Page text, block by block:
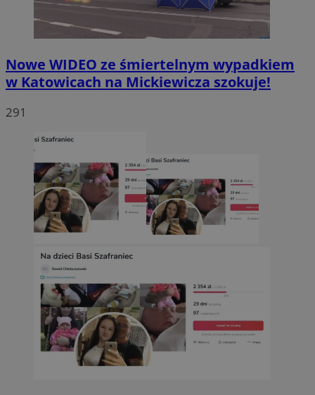
Nowe WIDEO ze śmiertelnym wypadkiem
w Katowicach na Mickiewicza szokuje!
291